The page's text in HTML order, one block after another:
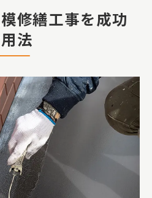
学ぶ成功した助成金活用
順：ステップバイステッ
金情報を得るには
東京都の助成金制度の活
化した助成金の種類と特
を利用した効果的な雨漏
修繕工事を成功
法